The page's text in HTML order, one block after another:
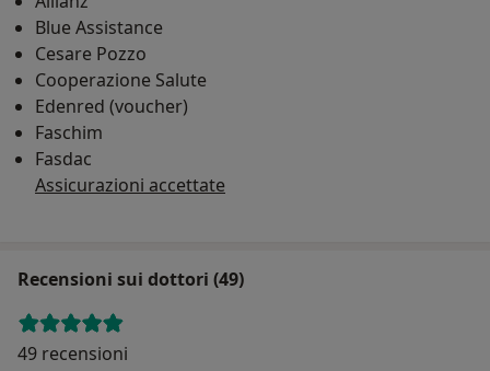
Blue Assistance
Cesare Pozzo
Cooperazione Salute
Edenred (voucher)
Faschim
Fasdac
Assicurazioni accettate
Recensioni sui dottori (49)
49 recensioni